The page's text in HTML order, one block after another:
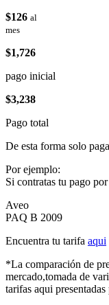
$126 al
mes
$1,726
pago inicial
$3,238
Pago total
De esta forma solo
Por ejemplo:
Si contratas tu pago
Aveo
PAQ B 2009
Encuentra tu tarifa aqui
*La comparación de
mercado,tomada de
tarifas aqui